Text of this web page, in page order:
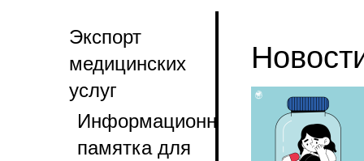
Экспорт
медицинских
услуг
Информационная
памятка для